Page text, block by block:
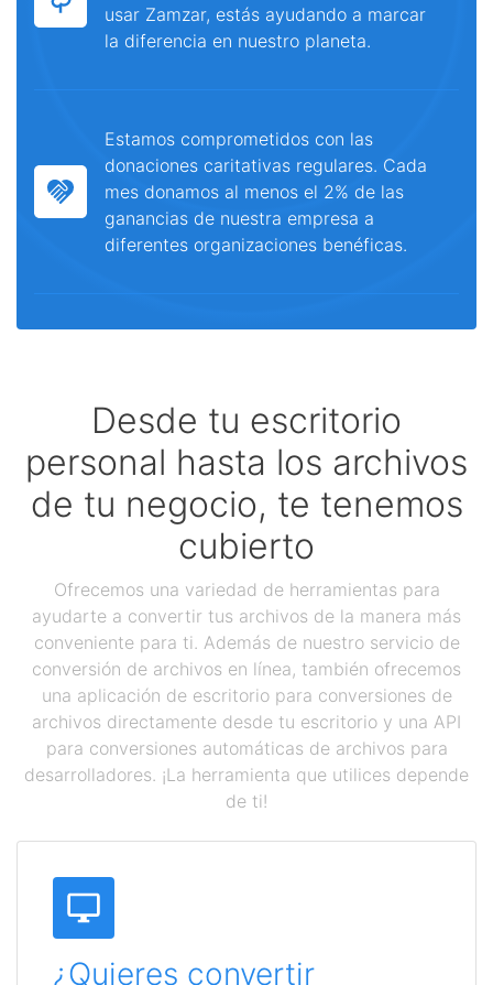
usar Zamzar, estás ayudando a marcar
la diferencia en nuestro planeta.
Estamos comprometidos con las
donaciones caritativas regulares. Cada
mes donamos al menos el 2% de las
ganancias de nuestra empresa a
diferentes organizaciones benéficas.
Desde tu escritorio
personal hasta los archivos
de tu negocio, te tenemos
cubierto
Ofrecemos una variedad de herramientas para
ayudarte a convertir tus archivos de la manera más
conveniente para ti. Además de nuestro servicio de
conversión de archivos en línea, también ofrecemos
una aplicación de escritorio para conversiones de
archivos directamente desde tu escritorio y una API
para conversiones automáticas de archivos para
desarrolladores. ¡La herramienta que utilices depende
de ti!
¿Quieres convertir